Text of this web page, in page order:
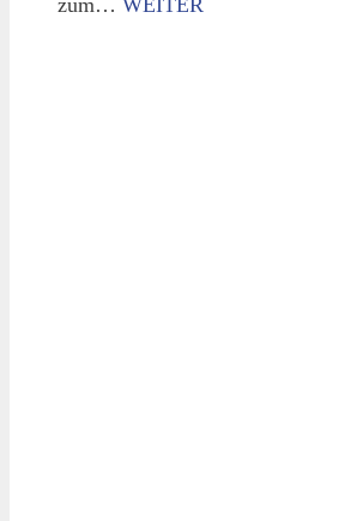
zum… WEITER